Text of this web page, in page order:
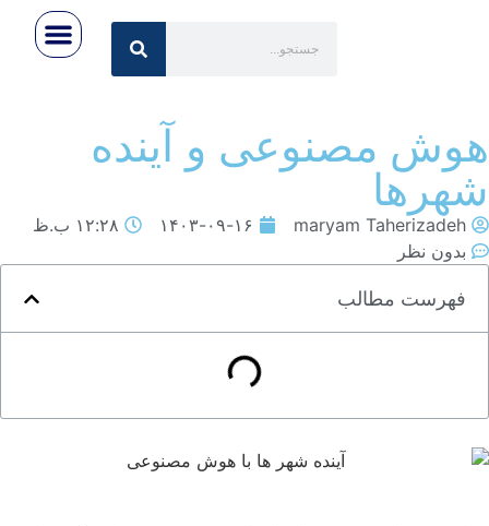
مصنوعی و آینده
maryam Taherizadeh ۱۴۰۳-۰۹-۱۶
۱۲:۲۸ ب.ظ
بدون نظر
فهرست مطالب